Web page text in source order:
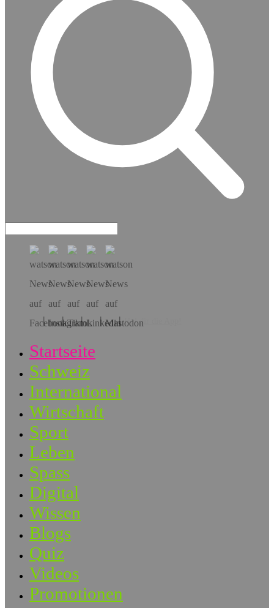
Hol dir die App!
Startseite
Schweiz
International
Wirtschaft
Sport
Leben
Spass
Digital
Wissen
Blogs
Quiz
Videos
Promotionen